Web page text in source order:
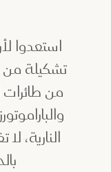
استعدوا
تشكيلة
من طائرات
النارية،